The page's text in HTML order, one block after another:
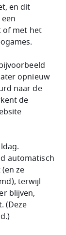
en dit
of met het
opnieuw
naar de
de
automatisch
ze
terwijl
blijven,
(Deze